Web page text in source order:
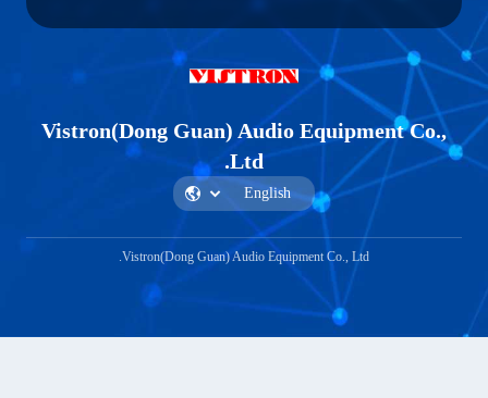
Vistron(Dong Guan)
Ltd.
Vistron(Dong Guan) Audio